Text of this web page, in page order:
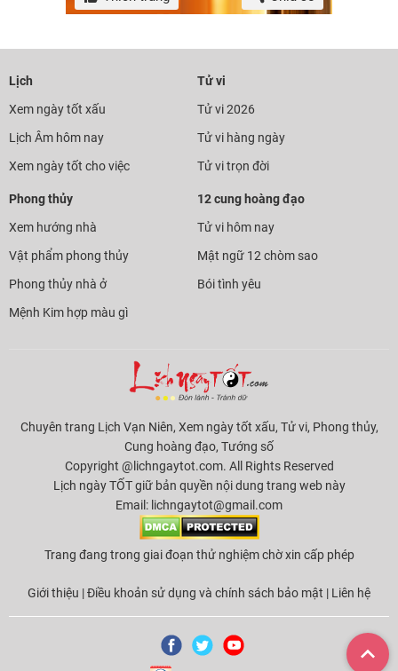
Lịch
Xem ngày tốt xấu
Lịch Âm hôm nay
Xem ngày tốt cho việc
Tử vi
Tử vi 2026
Tử vi hàng ngày
Tử vi trọn đời
Phong thủy
Xem hướng nhà
Vật phẩm phong thủy
Phong thủy nhà ở
Mệnh Kim hợp màu gì
12 cung hoàng đạo
Tử vi hôm nay
Mật ngữ 12 chòm sao
Bói tình yêu
Chuyên trang Lịch Vạn Niên, Xem ngày tốt xấu, Tử vi, Phong thủy,
Cung hoàng đạo, Tướng số
Copyright @lichngaytot.com. All Rights Reserved
Lịch ngày TỐT giữ bản quyền nội dung trang web này
Email: lichngaytot@gmail.com
Trang đang trong giai đoạn thử nghiệm chờ xin cấp phép
Giới thiệu |Điều khoản sử dụng và chính sách bảo mật | Liên hệ